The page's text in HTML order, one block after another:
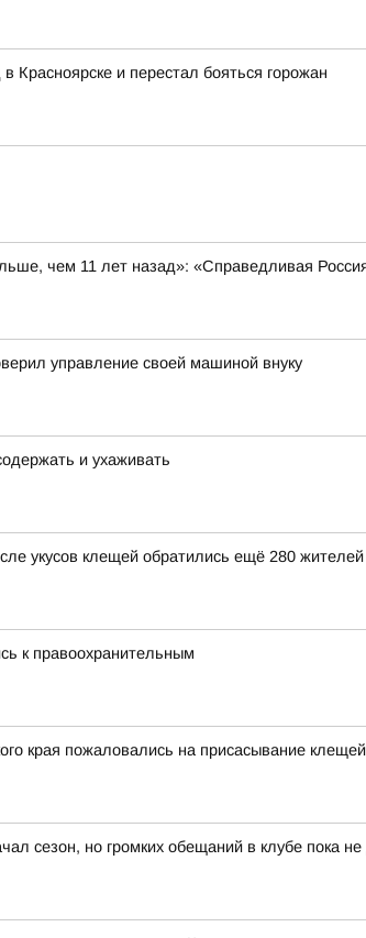
Красноярске и перестал бояться горожан
чем 11 лет назад»: «Справедливая
управление своей машиной внуку
и ухаживать
укусов клещей обратились ещё 280 жителей
к правоохранительным
края пожаловались на присасывание
сезон, но громких обещаний в клубе пока